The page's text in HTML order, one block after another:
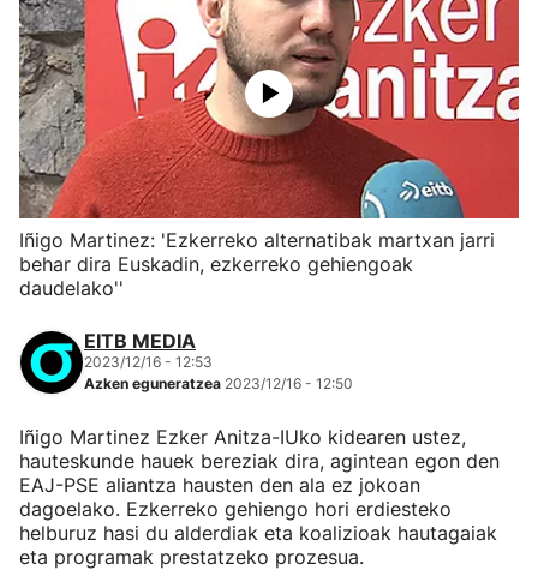
Iñigo Martinez: 'Ezkerreko alternatibak martxan jarri
behar dira Euskadin, ezkerreko gehiengoak
daudelako''
EITB MEDIA
2023/12/16 - 12:53
Azken eguneratzea 2023/12/16 - 12:50
Iñigo Martinez Ezker Anitza-IUko kidearen ustez,
hauteskunde hauek bereziak dira, agintean egon den
EAJ-PSE aliantza hausten den ala ez jokoan
dagoelako. Ezkerreko gehiengo hori erdiesteko
helburuz hasi du alderdiak eta koalizioak hautagaiak
eta programak prestatzeko prozesua.